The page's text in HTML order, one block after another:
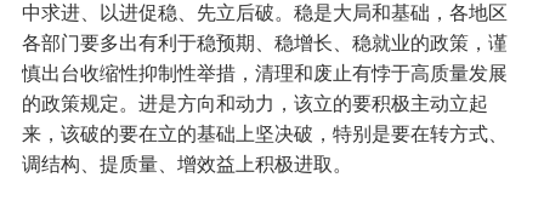
中求进、以进促稳、先立后破。稳是大局和基础，各地区
各部门要多出有利于稳预期、稳增长、稳就业的政策，谨
慎出台收缩性抑制性举措，清理和废止有悖于高质量发展
的政策规定。进是方向和动力，该立的要积极主动立起
来，该破的要在立的基础上坚决破，特别是要在转方式、
调结构、提质量、增效益上积极进取。